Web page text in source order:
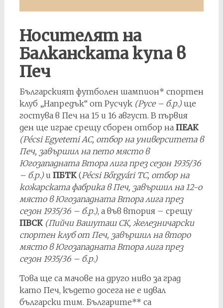
Носителят на
Балканската купа в
Печ
Българският футболен шампион* спортен
клуб „Напредък“ от Русчук (Русе – б.р.)ще
гостува в Печ на 15 и 16 август. В първия
ден ще играе срещу сборен отбор на ПЕАК
(Pécsi Egyetemi AC, отбор на университета в
Печ, завършил на пето място в
Югозападната Втора лига през сезон 1935/36
– б.р.)и ПБТК(Pécsi Bőrgyári TC, отбор на
кожарската фабрика в Печ, завършил на 12-о
място в Югозападната Втора лига през
сезон 1935/36 – б.р.), а във втория – срещу
ПВСК (Пийчи Вашуташ СК, железничарски
спортен клуб от Печ, завършил на второ
място в Югозападната Втора лига през
сезон 1935/36 – б.р.)
Това ще са мачове на друго ниво за град
като Печ, където досега не е идвал
български тим. Българите** са